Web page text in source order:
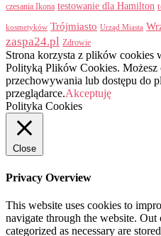
czesania Ikona testowanie dla Hamilton
kosmetyków Trójmiasto Urząd Miasta
zaspa24.pl Zdrowie
Strona korzysta z plików cookies
Polityką Plików Cookies.
przechowywania lub dostępu do
przeglądarce.Akceptuję
Polityka Cookies
Close
Privacy Overview
This website uses cookies to
navigate through the website. Out
categorized as necessary are